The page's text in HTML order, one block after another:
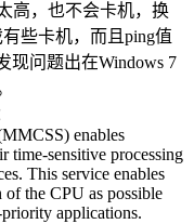
高，也不会卡机，换
些卡机，而且ping值
现问题出在Windows 7
enables
time-sensitive processing
This service enables
the CPU as possible
applications.